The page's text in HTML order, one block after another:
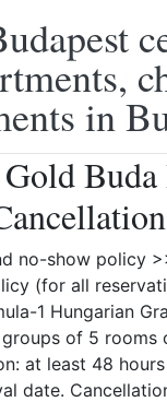
in
Buda
no-show policy
(for all
1 Hungarian
groups of 5 rooms
at least 48
date.